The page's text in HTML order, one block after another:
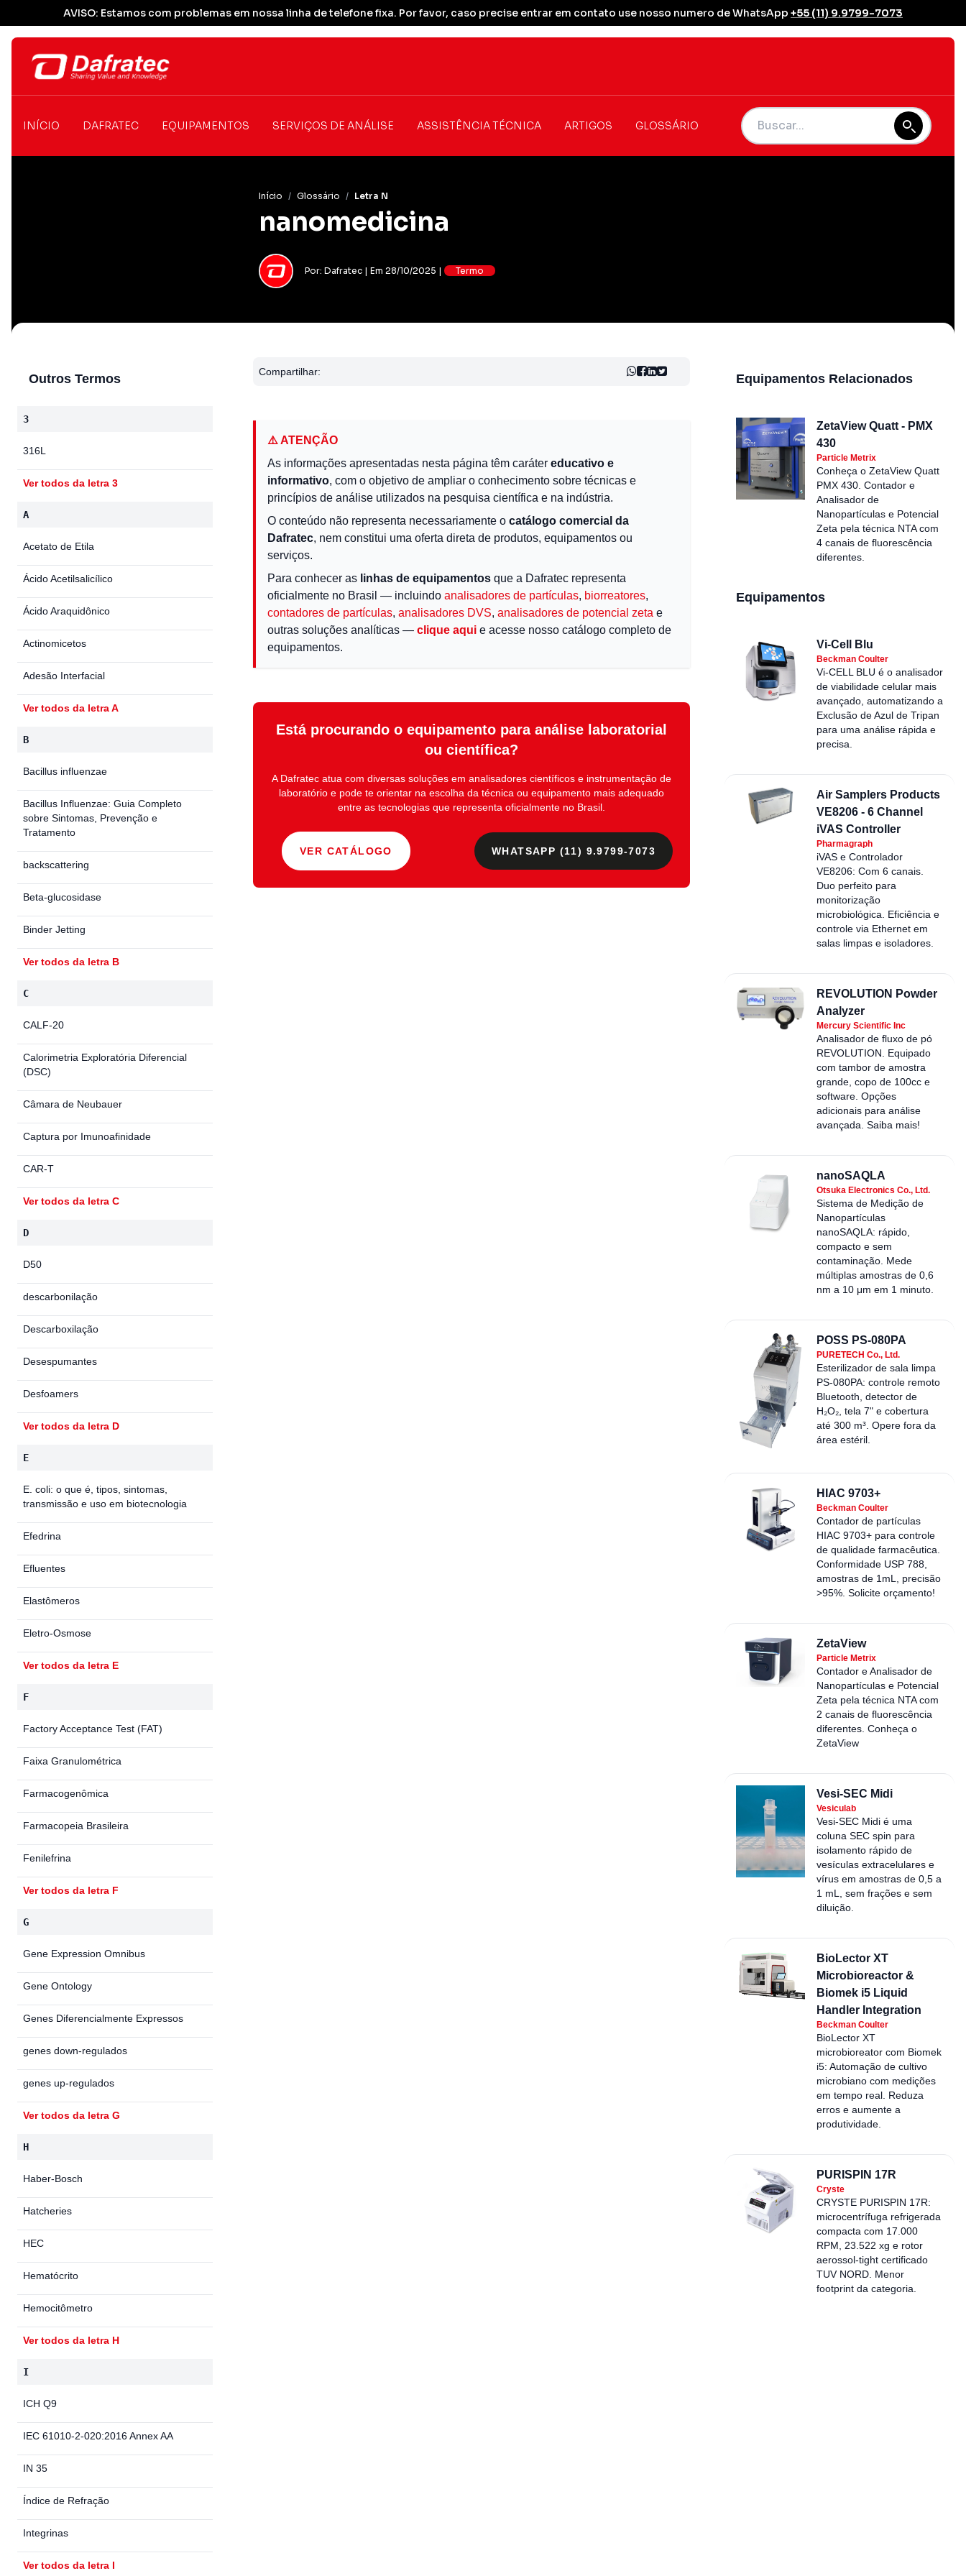
AVISO: Estamos com problemas em nossa linha de telefone fixa. Por favor, caso precise entrar em contato use nosso numero de WhatsApp +55 (11) 9.9799-7073
INÍCIO DAFRATEC EQUIPAMENTOS SERVIÇOS DE ANÁLISE ASSISTÊNCIA TÉCNICA ARTIGOS GLOSSÁRIO
Início / Glossário / Letra N
nanomedicina
Por: Dafratec | Em 28/10/2025 | Termo
Compartilhar:
⚠️ ATENÇÃO
As informações apresentadas nesta página têm caráter educativo e
informativo, com o objetivo de ampliar o conhecimento sobre técnicas e
princípios de análise utilizados na pesquisa científica e na indústria.
O conteúdo não representa necessariamente o catálogo comercial da
Dafratec, nem constitui uma oferta direta de produtos, equipamentos ou
serviços.
Para conhecer as linhas de equipamentos que a Dafratec representa
oficialmente no Brasil — incluindo analisadores de partículas, biorreatores,
contadores de partículas, analisadores DVS, analisadores de potencial zeta e
outras soluções analíticas — clique aqui e acesse nosso catálogo completo de
equipamentos.
Está procurando o equipamento para análise laboratorial
ou científica?
A Dafratec atua com diversas soluções em analisadores científicos e instrumentação de
laboratório e pode te orientar na escolha da técnica ou equipamento mais adequado
entre as tecnologias que representa oficialmente no Brasil.
VER CATÁLOGO WHATSAPP (11) 9.9799-7073
Outros Termos
3
316L
Ver todos da letra 3
A
Acetato de Etila
Ácido Acetilsalicílico
Ácido Araquidônico
Actinomicetos
Adesão Interfacial
Ver todos da letra A
B
Bacillus influenzae
Bacillus Influenzae: Guia Completo
sobre Sintomas, Prevenção e
Tratamento
backscattering
Beta-glucosidase
Binder Jetting
Ver todos da letra B
C
CALF-20
Calorimetria Exploratória Diferencial
(DSC)
Câmara de Neubauer
Captura por Imunoafinidade
CAR-T
Ver todos da letra C
D
D50
descarbonilação
Descarboxilação
Desespumantes
Desfoamers
Ver todos da letra D
E
E. coli: o que é, tipos, sintomas,
transmissão e uso em biotecnologia
Efedrina
Efluentes
Elastômeros
Eletro-Osmose
Ver todos da letra E
F
Factory Acceptance Test (FAT)
Faixa Granulométrica
Farmacogenômica
Farmacopeia Brasileira
Fenilefrina
Ver todos da letra F
G
Gene Expression Omnibus
Gene Ontology
Genes Diferencialmente Expressos
genes down-regulados
genes up-regulados
Ver todos da letra G
H
Haber-Bosch
Hatcheries
HEC
Hematócrito
Hemocitômetro
Ver todos da letra H
I
ICH Q9
IEC 61010-2-020:2016 Annex AA
IN 35
Índice de Refração
Integrinas
Ver todos da letra I
Equipamentos Relacionados
ZetaView Quatt - PMX
430
Particle Metrix
Conheça o ZetaView Quatt
PMX 430. Contador e
Analisador de
Nanopartículas e Potencial
Zeta pela técnica NTA com
4 canais de fluorescência
diferentes.
Equipamentos
Vi-Cell Blu
Beckman Coulter
Vi-CELL BLU é o analisador
de viabilidade celular mais
avançado, automatizando a
Exclusão de Azul de Tripan
para uma análise rápida e
precisa.
Air Samplers Products
VE8206 - 6 Channel
iVAS Controller
Pharmagraph
iVAS e Controlador
VE8206: Com 6 canais.
Duo perfeito para
monitorização
microbiológica. Eficiência e
controle via Ethernet em
salas limpas e isoladores.
REVOLUTION Powder
Analyzer
Mercury Scientific Inc
Analisador de fluxo de pó
REVOLUTION. Equipado
com tambor de amostra
grande, copo de 100cc e
software. Opções
adicionais para análise
avançada. Saiba mais!
nanoSAQLA
Otsuka Electronics Co., Ltd.
Sistema de Medição de
Nanopartículas
nanoSAQLA: rápido,
compacto e sem
contaminação. Mede
múltiplas amostras de 0,6
nm a 10 μm em 1 minuto.
POSS PS-080PA
PURETECH Co., Ltd.
Esterilizador de sala limpa
PS-080PA: controle remoto
Bluetooth, detector de
H₂O₂, tela 7" e cobertura
até 300 m³. Opere fora da
área estéril.
HIAC 9703+
Beckman Coulter
Contador de partículas
HIAC 9703+ para controle
de qualidade farmacêutica.
Conformidade USP 788,
amostras de 1mL, precisão
>95%. Solicite orçamento!
ZetaView
Particle Metrix
Contador e Analisador de
Nanopartículas e Potencial
Zeta pela técnica NTA com
2 canais de fluorescência
diferentes. Conheça o
ZetaView
Vesi-SEC Midi
Vesiculab
Vesi-SEC Midi é uma
coluna SEC spin para
isolamento rápido de
vesículas extracelulares e
vírus em amostras de 0,5 a
1 mL, sem frações e sem
diluição.
BioLector XT
Microbioreactor &
Biomek i5 Liquid
Handler Integration
Beckman Coulter
BioLector XT
microbioreator com Biomek
i5: Automação de cultivo
microbiano com medições
em tempo real. Reduza
erros e aumente a
produtividade.
PURISPIN 17R
Cryste
CRYSTE PURISPIN 17R:
microcentrífuga refrigerada
compacta com 17.000
RPM, 23.522 xg e rotor
aerossol-tight certificado
TUV NORD. Menor
footprint da categoria.